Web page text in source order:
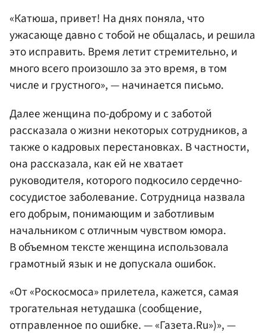
«Катюша, привет! На днях поняла, что
ужасающе давно с тобой не общалась, и решила
это исправить. Время летит стремительно, и
много всего произошло за это время, в том
числе и грустного», — начинается письмо.
Далее женщина по-доброму и с заботой
рассказала о жизни некоторых сотрудников, а
также о кадровых перестановках. В частности,
она рассказала, как ей не хватает
руководителя, которого подкосило сердечно-
сосудистое заболевание. Сотрудница назвала
его добрым, понимающим и заботливым
начальником с отличным чувством юмора.
В объемном тексте женщина использовала
грамотный язык и не допускала ошибок.
«От «Роскосмоса» прилетела, кажется, самая
трогательная нетудашка (сообщение,
отправленное по ошибке. — «Газета.Ru»)», —